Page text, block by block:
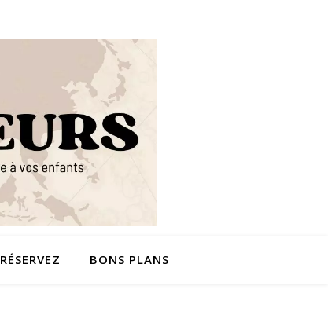
RÉSERVEZ BONS PLANS